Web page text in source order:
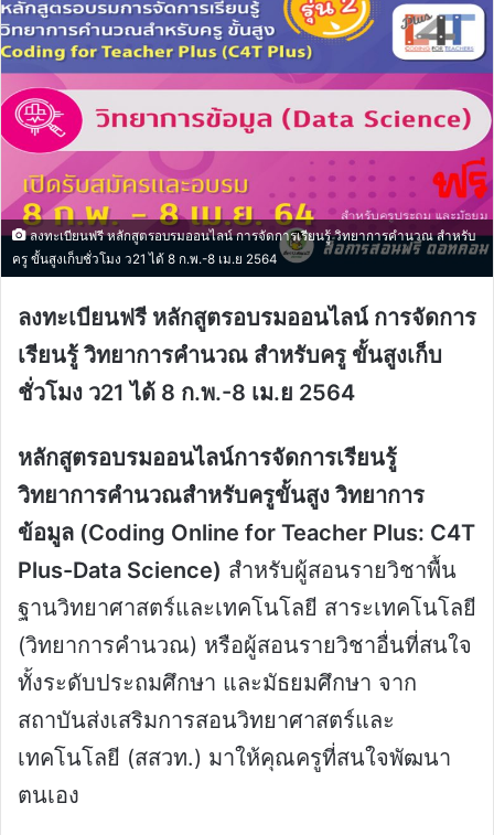
ลงทะเบียนฟรี หลักสูตรอบรมออนไลน์ การจัดการเรียนรู้ วิทยาการคำนวณ สำหรับ
ครู ขั้นสูงเก็บชั่วโมง ว21 ได้ 8 ก.พ.-8 เม.ย 2564
ลงทะเบียนฟรี หลักสูตรอบรมออนไลน์ การจัดการ
เรียนรู้ วิทยาการคำนวณ สำหรับครู ขั้นสูงเก็บ
ชั่วโมง ว21 ได้ 8 ก.พ.-8 เม.ย 2564
หลักสูตรอบรมออนไลน์การจัดการเรียนรู้
วิทยาการคำนวณสำหรับครูขั้นสูง วิทยาการ
ข้อมูล (Coding Online for Teacher Plus: C4T
Plus-Data Science) สำหรับผู้สอนรายวิชาพื้น
ฐานวิทยาศาสตร์และเทคโนโลยี สาระเทคโนโลยี
(วิทยาการคำนวณ) หรือผู้สอนรายวิชาอื่นที่สนใจ
ทั้งระดับประถมศึกษา และมัธยมศึกษา จาก
สถาบันส่งเสริมการสอนวิทยาศาสตร์และ
เทคโนโลยี (สสวท.) มาให้คุณครูที่สนใจพัฒนา
ตนเอง